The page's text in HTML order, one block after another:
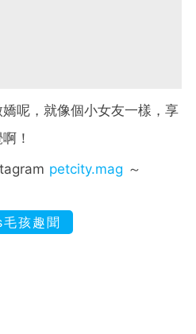
呢，就像個小女友一樣，享
！
petcity.mag ～
孩趣聞